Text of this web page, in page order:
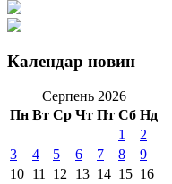
Календар новин
Серпень 2026
Пн Вт Ср Чт Пт Сб Нд
1
2
3
4 5 6 7 8
9
10 11 12 13 14 15 16